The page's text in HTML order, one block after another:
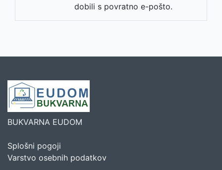
dobili s povratno e-pošto.
BUKVARNA EUDOM
Splošni pogoji
Varstvo osebnih podatkov